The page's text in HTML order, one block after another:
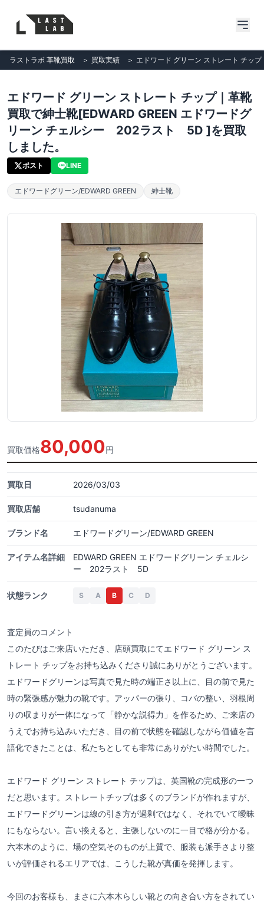
ラストラボ 革靴買取 ＞ 買取実績 ＞ エドワード グリーン ストレート チッ
エドワード グリーン ストレート チップ｜革靴
買取で紳士靴[EDWARD GREEN エドワードグ
リーン チェルシー 202ラスト 5D ]を買取
しました。
ポスト LINE
エドワードグリーン/EDWARD GREEN 紳士靴
買取価格80,000円
買取日 2026/03/03
買取店舗 tsudanuma
ブランド名 エドワードグリーン/EDWARD GREEN
アイテム名詳細
EDWARD GREEN エドワードグリーン チェルシ
ー 202ラスト 5D
状態ランク S A B C D
査定員のコメント
このたびはご来店いただき、店頭買取にてエドワード グリーン ス
トレート チップをお持ち込みくださり誠にありがとうございます。
エドワードグリーンは写真で見た時の端正さ以上に、目の前で見た
時の緊張感が魅力の靴です。アッパーの張り、コバの整い、羽根周
りの収まりが一体になって「静かな説得力」を作るため、ご来店の
うえでお持ち込みいただき、目の前で状態を確認しながら価値を言
語化できたことは、私たちとしても非常にありがたい時間でした。
エドワード グリーン ストレート チップは、英国靴の完成形の一つ
だと思います。ストレートチップは多くのブランドが作れますが、
エドワードグリーンは線の引き方が過剰ではなく、それでいて曖昧
にもならない。言い換えると、主張しないのに一目で格が分かる。
六本木のように、場の空気そのものが上質で、服装も派手さより整
いが評価されるエリアでは、こうした靴が真価を発揮します。
今回のお客様も、まさに六本木らしい靴との向き合い方をされてい